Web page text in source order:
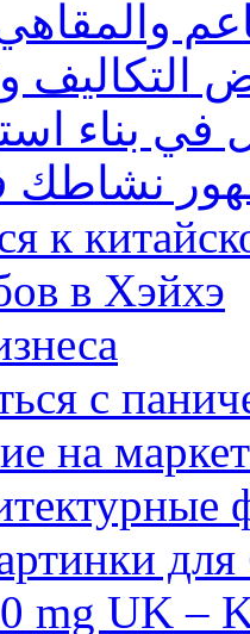
بناء
к
в Хэйхэ
с
на
mg UK –